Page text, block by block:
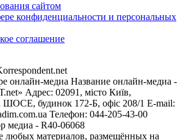
сайтом
конфиденциальности и персональных
соглашение
онлайн-медиа Название онлайн-медиа -
Адрес: 02091, місто Київ,
будинок 172-Б, офіс 208/1 E-mail:
Телефон: 044-205-43-00
медиа - R40-06068
любых материалов, размещённых на